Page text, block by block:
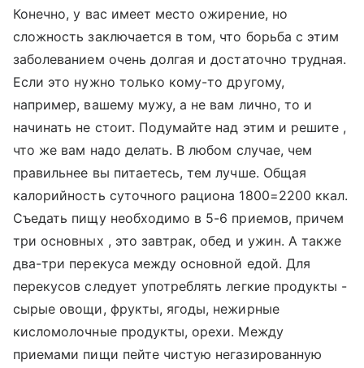
Конечно, у вас имеет место ожирение, но
сложность заключается в том, что борьба с этим
заболеванием очень долгая и достаточно трудная.
Если это нужно только кому-то другому,
например, вашему мужу, а не вам лично, то и
начинать не стоит. Подумайте над этим и решите ,
что же вам надо делать. В любом случае, чем
правильнее вы питаетесь, тем лучше. Общая
калорийность суточного рациона 1800=2200 ккал.
Съедать пищу необходимо в 5-6 приемов, причем
три основных , это завтрак, обед и ужин. А также
два-три перекуса между основной едой. Для
перекусов следует употреблять легкие продукты -
сырые овощи, фрукты, ягоды, нежирные
кисломолочные продукты, орехи. Между
приемами пищи пейте чистую негазированную